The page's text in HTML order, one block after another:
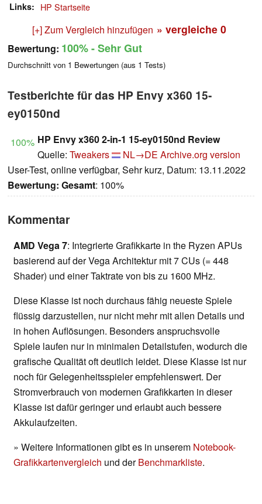
Links HP Startseite
[+] Zum Vergleich hinzufügen » vergleiche 0
Bewertung: 100%- Sehr Gut
Durchschnitt von 1 Bewertungen (aus 1 Tests)
Testberichte für das HP Envy x360 15-
ey0150nd
100% HP Envy x360 2-in-1 15-ey0150nd Review
Quelle: Tweakers NL→DE Archive.org version
User-Test, online verfügbar, Sehr kurz, Datum: 13.11.2022
Bewertung: Gesamt: 100%
Kommentar
AMD Vega 7: Integrierte Grafikkarte in the Ryzen APUs
basierend auf der Vega Architektur mit 7 CUs (= 448
Shader) und einer Taktrate von bis zu 1600 MHz.
Diese Klasse ist noch durchaus fähig neueste Spiele
flüssig darzustellen, nur nicht mehr mit allen Details und
in hohen Auflösungen. Besonders anspruchsvolle
Spiele laufen nur in minimalen Detailstufen, wodurch die
grafische Qualität oft deutlich leidet. Diese Klasse ist nur
noch für Gelegenheitsspieler empfehlenswert. Der
Stromverbrauch von modernen Grafikkarten in dieser
Klasse ist dafür geringer und erlaubt auch bessere
Akkulaufzeiten.
» Weitere Informationen gibt es in unserem Notebook-
Grafikkartenvergleich und derBenchmarkliste.